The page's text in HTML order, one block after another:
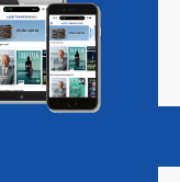
Vacatures